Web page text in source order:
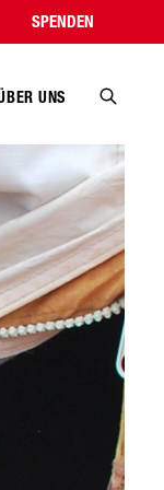
SPENDEN
UNS